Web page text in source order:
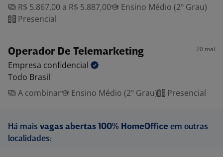
R$ 5.867,00 a R$ 5.887,00
Ensino Médio (2º Grau)
Presencial
Operador De Telemarketing 20 mai
Empresa confidencial
Todo Brasil
A combinar
Ensino Médio (2º Grau) Presencial
Há mais vagas abertas 100% HomeOffice em outras
localidades: